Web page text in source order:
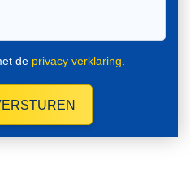
de privacy verklaring